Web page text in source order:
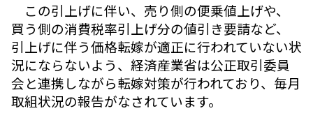
この引上げに伴い、売り側の便乗値上げや、
買う側の消費税率引上げ分の値引き要請など、
引上げに伴う価格転嫁が適正に行われていない状
況にならないよう、経済産業省は公正取引委員
会と連携しながら転嫁対策が行われており、毎月
取組状況の報告がなされています。